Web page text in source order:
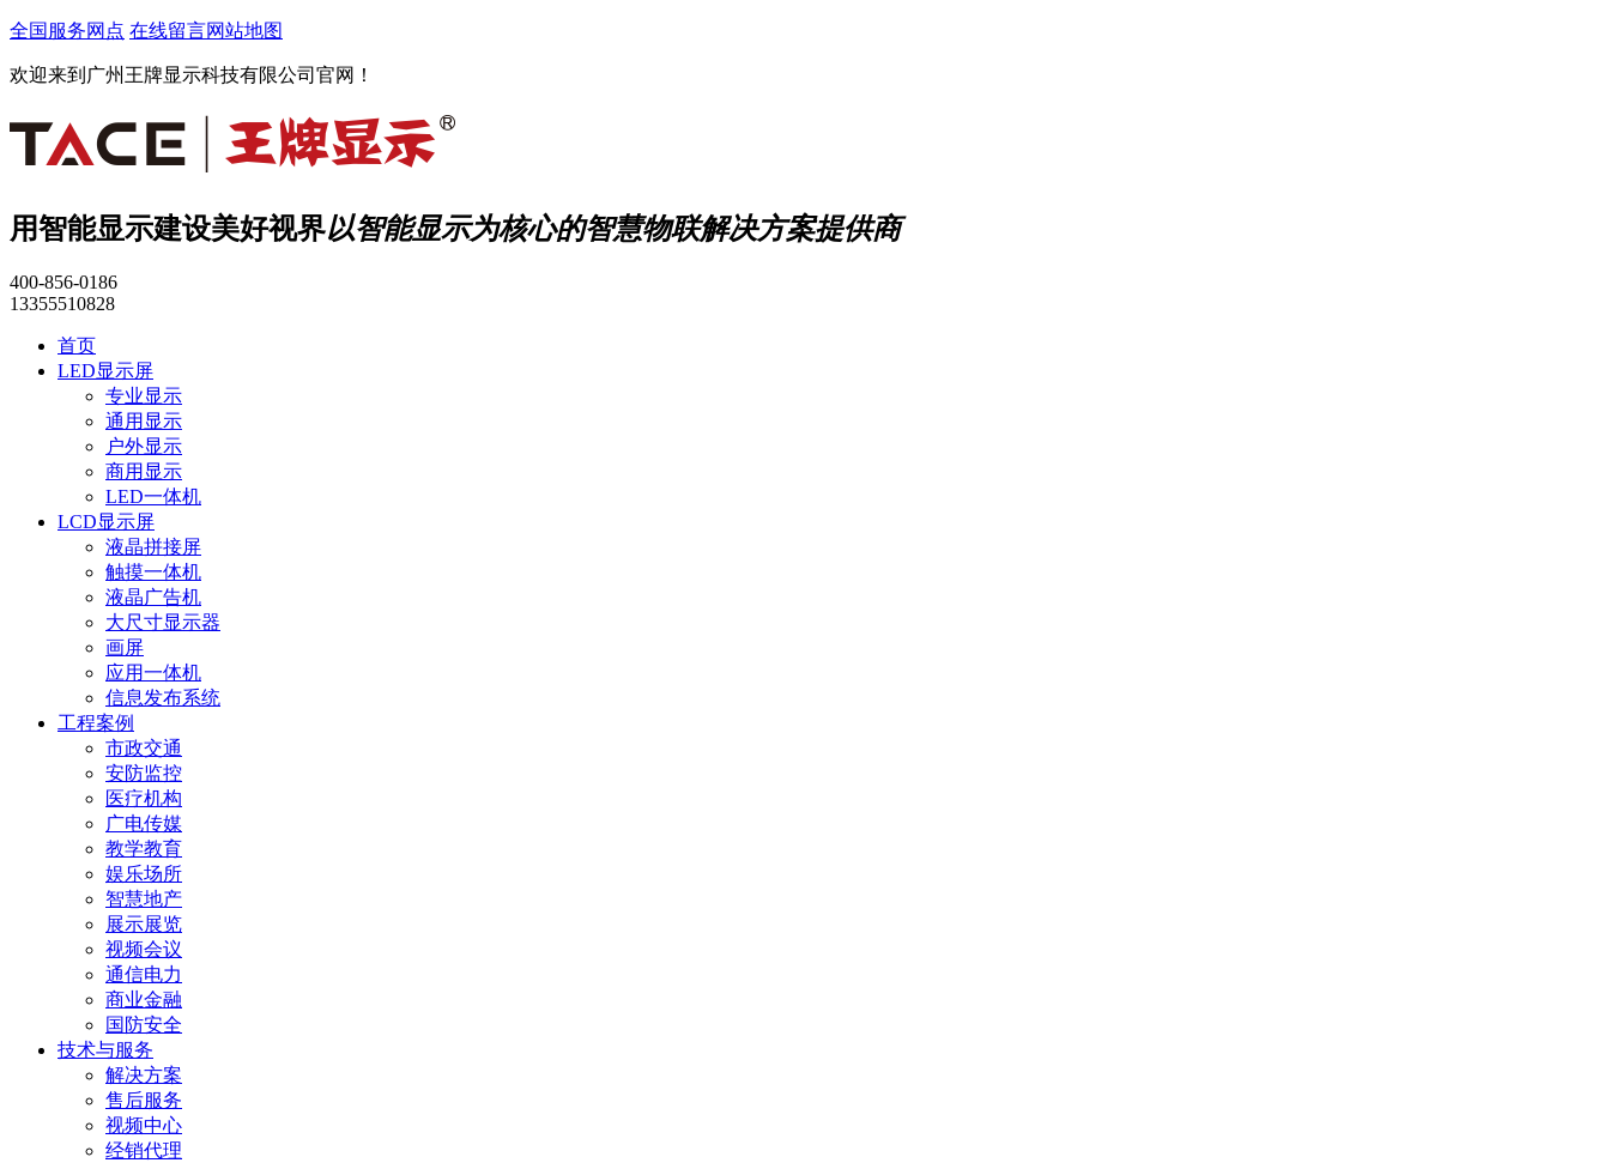
全国服务网点 在线留言网站地图
欢迎来到广州王牌显示科技有限公司官网！
用智能显示建设美好视界以智能显示为核心的智慧物联解决方案提供商
400-856-0186
13355510828
首页
LED显示屏
专业显示
通用显示
户外显示
商用显示
LED一体机
LCD显示屏
液晶拼接屏
触摸一体机
液晶广告机
大尺寸显示器
画屏
应用一体机
信息发布系统
工程案例
市政交通
安防监控
医疗机构
广电传媒
教学教育
娱乐场所
智慧地产
展示展览
视频会议
通信电力
商业金融
国防安全
技术与服务
解决方案
售后服务
视频中心
经销代理